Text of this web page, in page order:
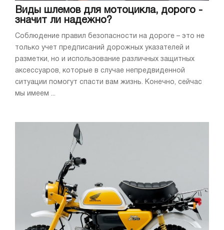
Виды шлемов для мотоцикла, дорого -
значит ли надежно?
Соблюдение правил безопасности на дороге – это не
только учет предписаний дорожных указателей и
разметки, но и использование различных защитных
аксессуаров, которые в случае непредвиденной
ситуации помогут спасти вам жизнь. Конечно, сейчас
мы имеем ...